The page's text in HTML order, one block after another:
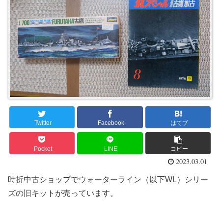
Twitter Facebook はてブ
Pocket LINE コピー
2023.03.01
時折中古ショップでウォーターライン（以下WL）シリー
ズの旧キットが売っています。